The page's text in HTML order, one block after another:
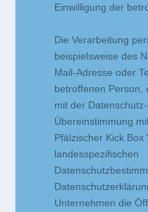
Einwilligung der
Die Verarbeitung
beispielsweise des
Mail-Adresse oder
betroffenen Person,
mit der
Übereinstimmung
Pfälzischer Kick Box
landesspezifischen
Unternehmen die